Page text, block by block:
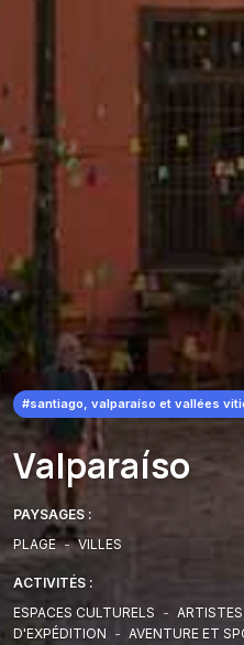
#santiago, valparaíso et vallées
Valparaíso
PAYSAGES :
PLAGE - VILLES
ACTIVITÉS :
ESPACES CULTURELS -
D'EXPÉDITION - AVENTURE ET